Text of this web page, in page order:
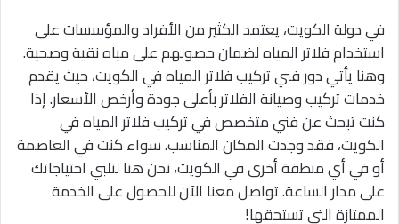
في دولة الكويت، يعتمد الكثير من الأفراد والمؤسسات على
استخدام فلاتر المياه لضمان حصولهم على مياه نقية وصحية.
وهنا يأتي دور فني تركيب فلاتر المياه في الكويت، حيث يقدم
خدمات تركيب وصيانة الفلاتر بأعلى جودة وأرخص الأسعار. إذا
كنت تبحث عن فني متخصص في تركيب فلاتر المياه في
الكويت، فقد وجدت المكان المناسب. سواء كنت في العاصمة
أو في أي منطقة أخرى في الكويت، نحن هنا لنلبي احتياجاتك
على مدار الساعة. تواصل معنا الآن للحصول على الخدمة
الممتازة التي تستحقها!